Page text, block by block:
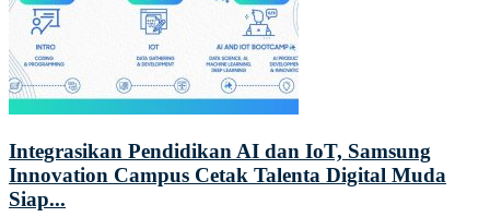
Integrasikan Pendidikan AI dan IoT, Samsung
Innovation Campus Cetak Talenta Digital Muda
Siap...